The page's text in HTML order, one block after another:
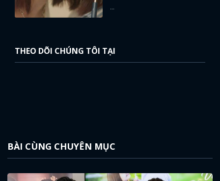
THEO DÕI CHÚNG TÔI TẠI
BÀI CÙNG CHUYÊN MỤC